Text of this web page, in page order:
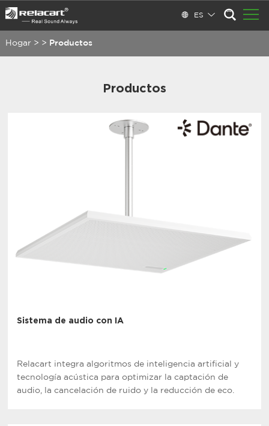
ES
Hogar > > Productos
Productos
Sistema de audio con IA
Relacart integra algoritmos de inteligencia artificial y
tecnología acústica para optimizar la captación de
audio, la cancelación de ruido y la reducción de eco.